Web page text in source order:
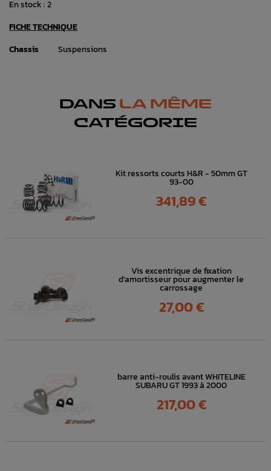
En stock :2
FICHE TECHNIQUE
Chassis
Suspensions
DANS LA MÊME
CATÉGORIE
Kit ressorts courts H&R - 50mm GT
93-00
Prix
341,89 €
Vis excentrique de fixation
d'amortisseur pour augmenter le
carrossage
Prix
27,00 €
barre anti-roulis avant WHITELINE
SUBARU GT 1993 à 2000
Prix
217,00 €